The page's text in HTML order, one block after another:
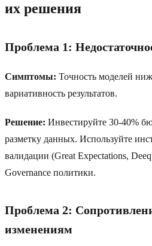
их решения
Проблема 1:
Симптомы: Точность моделей
вариативность результатов.
Решение: Инвестируйте 30-40%
разметку данных. Используйте
валидации (Great Expectations,
Governance политики.
Проблема 2:
изменениям